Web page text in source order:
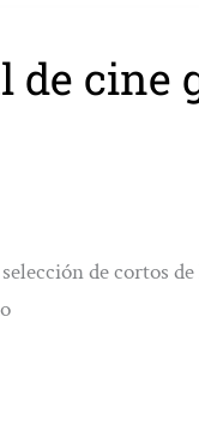
cine
de cortos